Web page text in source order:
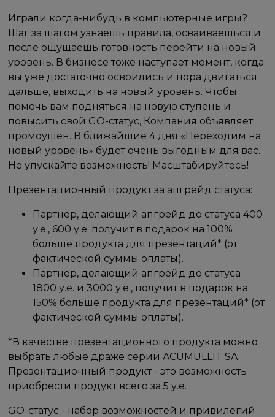
Играли когда-нибудь в компьютерные игры?
Шаг за шагом узнаешь правила, осваиваешься и
после ощущаешь готовность перейти на новый
уровень. В бизнесе тоже наступает момент, когда
вы уже достаточно освоились и пора двигаться
дальше, выходить на новый уровень. Чтобы
помочь вам подняться на новую ступень и
повысить свой GO-статус, Компания объявляет
промоушен. В ближайшие 4 дня «Переходим на
новый уровень» будет очень выгодным для вас.
Не упускайте возможность! Масштабируйтесь!
Презентационный продукт за апгрейд статуса:
Партнер, делающий апгрейд до статуса 400
у.е., 600 у.е. получит в подарок на 100%
больше продукта для презентаций* (от
фактической суммы оплаты).
Партнер, делающий апгрейд до статуса
1800 у.е. и 3000 у.е., получит в подарок на
150% больше продукта для презентаций* (от
фактической суммы оплаты).
*В качестве презентационного продукта можно
выбрать любые драже серии ACUMULLIT SA.
Презентационный продукт - это возможность
приобрести продукт всего за 5 у.е.
GO-статус - набор возможностей и привилегий